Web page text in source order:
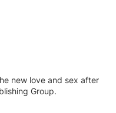
new love and sex after
Group.